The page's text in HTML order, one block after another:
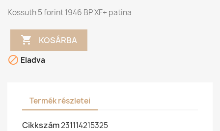
Kossuth 5 forint 1946 BP XF+ patina
 KOSÁRBA
 Eladva
Termék részletei
Cikkszám231114215325